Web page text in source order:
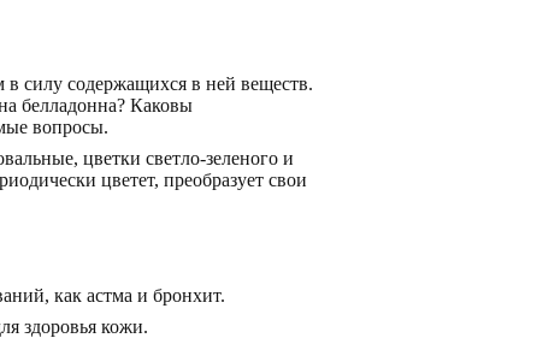
в силу содержащихся в ней веществ.
белладонна? Каковы
вопросы.
цветки светло-зеленого и
цветет, преобразует свои
как астма и бронхит.
здоровья кожи.